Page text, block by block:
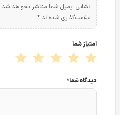
نشانی ایمیل شما منتشر نخواهد شد.
علامت‌گذاری شده‌اند *
امتیاز شما
دیدگاه شما*